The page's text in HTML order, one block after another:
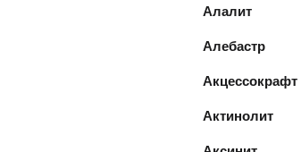
Алалит
Алебастр
Акцессокрафт
Актинолит